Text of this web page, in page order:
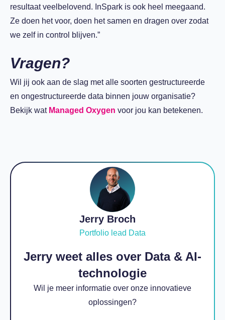
resultaat veelbelovend. InSpark is ook heel meegaand.
Ze doen het voor, doen het samen en dragen over zodat
we zelf in control blijven.”
Vragen?
Wil jij ook aan de slag met alle soorten gestructureerde
en ongestructureerde data binnen jouw organisatie?
Bekijk wat Managed Oxygen voor jou kan betekenen.
Jerry Broch
Portfolio lead Data
Jerry weet alles over Data & AI-
technologie
Wil je meer informatie over onze innovatieve
oplossingen?